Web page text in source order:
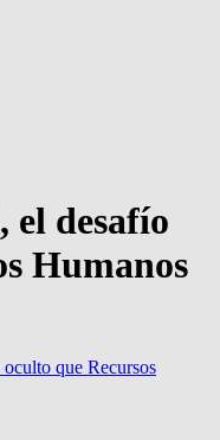
el desafío
Humanos
que Recursos